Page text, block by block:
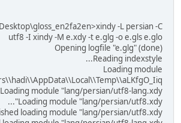
-L persian -C
utf8 -I xindy -M e.xdy -t e.glg -o e.gls e.glo
Opening logfile "e.glg" (done)
Reading indexstyle...
Loading module
Loading module "lang/persian/utf8-lang.xdy"...
Loading module "lang/persian/utf8.xdy"...
loading module "lang/persian/utf8.xdy".